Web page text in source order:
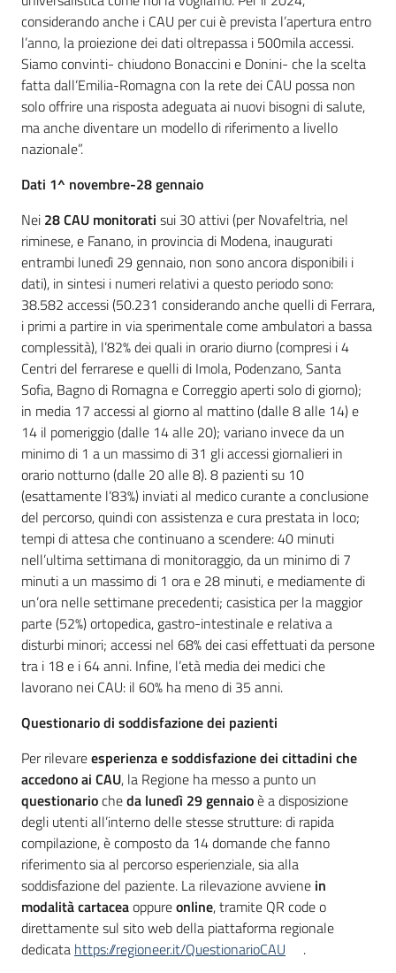
considerando anche i CAU per cui è prevista l’apertura entro
l’anno, la proiezione dei dati oltrepassa i 500mila accessi.
Siamo convinti- chiudono Bonaccini e Donini- che la scelta
fatta dall’Emilia-Romagna con la rete dei CAU possa non
solo offrire una risposta adeguata ai nuovi bisogni di salute,
ma anche diventare un modello di riferimento a livello
nazionale”.
Dati 1^ novembre-28 gennaio
Nei 28 CAU monitorati sui 30 attivi (per Novafeltria, nel
riminese, e Fanano, in provincia di Modena, inaugurati
entrambi lunedì 29 gennaio, non sono ancora disponibili i
dati), in sintesi i numeri relativi a questo periodo sono:
38.582 accessi (50.231 considerando anche quelli di Ferrara,
i primi a partire in via sperimentale come ambulatori a bassa
complessità), l’82% dei quali in orario diurno (compresi i 4
Centri del ferrarese e quelli di Imola, Podenzano, Santa
Sofia, Bagno di Romagna e Correggio aperti solo di giorno);
in media 17 accessi al giorno al mattino (dalle 8 alle 14) e
14 il pomeriggio (dalle 14 alle 20); variano invece da un
minimo di 1 a un massimo di 31 gli accessi giornalieri in
orario notturno (dalle 20 alle 8). 8 pazienti su 10
(esattamente l’83%) inviati al medico curante a conclusione
del percorso, quindi con assistenza e cura prestata in loco;
tempi di attesa che continuano a scendere: 40 minuti
nell’ultima settimana di monitoraggio, da un minimo di 7
minuti a un massimo di 1 ora e 28 minuti, e mediamente di
un’ora nelle settimane precedenti; casistica per la maggior
parte (52%) ortopedica, gastro-intestinale e relativa a
disturbi minori; accessi nel 68% dei casi effettuati da persone
tra i 18 e i 64 anni. Infine, l’età media dei medici che
lavorano nei CAU: il 60% ha meno di 35 anni.
Questionario di soddisfazione dei pazienti
Per rilevareesperienza e soddisfazione dei cittadini che
accedono ai CAU, la Regione ha messo a punto un
questionariocheda lunedì 29 gennaioè a disposizione
degli utenti all’interno delle stesse strutture: di rapida
compilazione, è composto da 14 domande che fanno
riferimento sia al percorso esperienziale, sia alla
soddisfazione del paziente. La rilevazione avviene in
modalità cartaceaoppureonline, tramite QR code o
direttamente sul sito web della piattaforma regionale
dedicata https://regioneer.it/QuestionarioCAU
.